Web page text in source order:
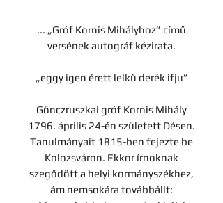
... „Gróf Kornis Mihályhoz” című
versének autográf kézirata.
„eggy igen érett lelkű derék ifju”
Gönczruszkai gróf Kornis Mihály
1796. április 24-én született Désen.
Tanulmányait 1815-ben fejezte be
Kolozsváron. Ekkor írnoknak
szegődött a helyi kormányszékhez,
ám nemsokára továbbállt: